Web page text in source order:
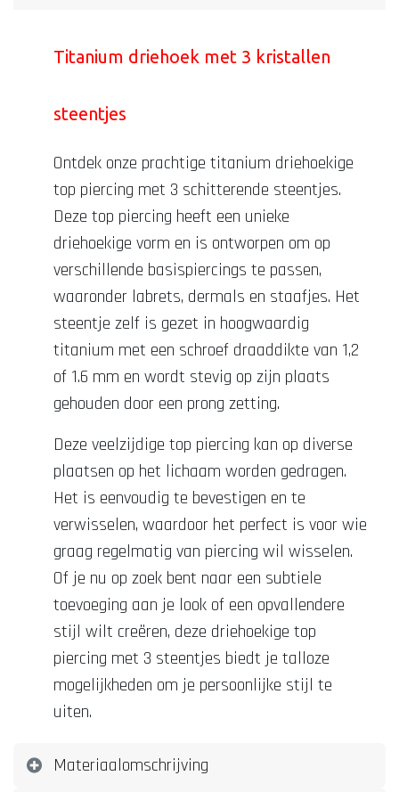
Titanium driehoek met 3 kristallen
steentjes
Ontdek onze prachtige titanium driehoekige
top piercing met 3 schitterende steentjes.
Deze top piercing heeft een unieke
driehoekige vorm en is ontworpen om op
verschillende basispiercings te passen,
waaronder labrets, dermals en staafjes. Het
steentje zelf is gezet in hoogwaardig
titanium met een schroef draaddikte van 1,2
of 1.6 mm en wordt stevig op zijn plaats
gehouden door een prong zetting.
Deze veelzijdige top piercing kan op diverse
plaatsen op het lichaam worden gedragen.
Het is eenvoudig te bevestigen en te
verwisselen, waardoor het perfect is voor wie
graag regelmatig van piercing wil wisselen.
Of je nu op zoek bent naar een subtiele
toevoeging aan je look of een opvallendere
stijl wilt creëren, deze driehoekige top
piercing met 3 steentjes biedt je talloze
mogelijkheden om je persoonlijke stijl te
uiten.
Materiaalomschrijving